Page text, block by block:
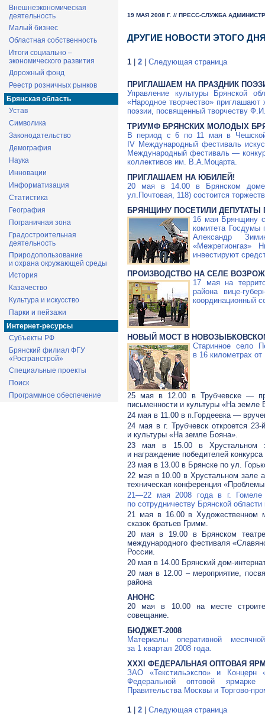
Внешнеэкономическая
деятельность
Малый бизнес
Областная собственность
Итоги социально –
экономического развития
Дорожный фонд
Реестр розничных рынков
Брянская область
Устав
Символика
Законодательство
Демография
Наука
Инновации
Информатизация
Статистика
География
Пограничная зона
Градостроительная
деятельность
Природопользование
и охрана окружающей среды
История
Казачество
Культура и искусство
Парки и пейзажи
Интернет-ресурсы
Субъекты РФ
Брянский филиал ФГУ
«Росгранстрой»
Специальные проекты
Поиск
Программное обеспечение
19 МАЯ 2008 Г. // ПРЕСС-СЛУЖБА
ДРУГИЕ НОВОСТИ ЭТОГО
1 2 Следующая страница
ПРИГЛАШАЕМ НА ПРАЗДНИК
Управление культуры Брянской
«Народное творчество» приглашают
поэзии, посвященный творчеству
ТРИУМФ БРЯНСКИХ МОЛОДЫХ
В период с 6 по 11 мая в Чешской
IV Международный фестиваль
Международный фестиваль —
коллективов им. В.А.Моцарта.
ПРИГЛАШАЕМ НА ЮБИЛЕЙ!
20 мая в 14.00 в Брянском доме-
ул.Почтовая, 118) состоится
БРЯНЩИНУ ПОСЕТИЛИ ДЕПУТАТЫ
16 мая Брянщину с
комитета Госдумы
Александр
«Межрегионгаз»
инвестируют
ПРОИЗВОДСТВО НА СЕЛЕ
17 мая на
района вице-
координационный
НОВЫЙ МОСТ В
Старинное село
в 16 километрах
25 мая в 12.00 в Трубчевске —
письменности и культуры «На земле
24 мая в 11.00 в п.Гордеевка —
24 мая в г. Трубчевск откроется 23-й
и культуры «На земле Бояна».
23 мая в 15.00 в Хрустальном
и награждение победителей
23 мая в 13.00 в Брянске по ул.
22 мая в 10.00 в Хрустальном зале
техническая конференция
21—22 мая 2008 года в г. Гомеле
по сотрудничеству Брянской
21 мая в 16.00 в Художественном
сказок братьев Гримм.
20 мая в 19.00 в Брянском
международного фестиваля
России.
20 мая в 14.00 Брянский дом-
20 мая в 12.00 – мероприятие,
района
АНОНС
20 мая в 10.00 на месте
совещание.
БЮДЖЕТ-2008
Материалы оперативной
за 1 квартал 2008 года.
XXXI ФЕДЕРАЛЬНАЯ ОПТОВАЯ
ЗАО «Текстильэкспо» и Концерн
Федеральной оптовой ярмарке
Правительства Москвы и Торгово-
1 2 Следующая страница